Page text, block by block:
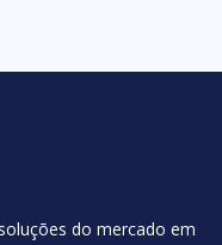
do mercado em